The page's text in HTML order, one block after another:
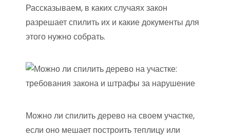
Рассказываем, в каких случаях закон
разрешает спилить их и какие документы для
этого нужно собрать.
Можно ли спилить дерево на своем участке,
если оно мешает построить теплицу или